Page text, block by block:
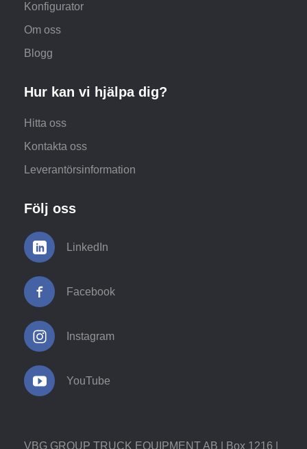
Konfigurator
Om oss
Blogg
Hur kan vi hjälpa dig?
Hitta oss
Kontakta oss
Leverantörsinformation
Följ oss
LinkedIn
Facebook
Instagram
YouTube
VBG GROUP TRUCK EQUIPMENT AB | Box 1216 |